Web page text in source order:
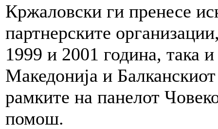
Кржаловски ги пренесе
партнерските
1999 и 2001 година, така
Македонија и
рамките на панелот
помош.